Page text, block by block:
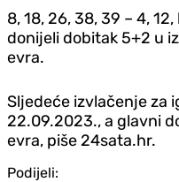
8, 18, 26, 38, 39 – 4,
donijeli dobitak 5+2 u
evra.
Sljedeće izvlačenje za
22.09.2023., a glavni
evra, piše 24sata.hr.
Podijeli: